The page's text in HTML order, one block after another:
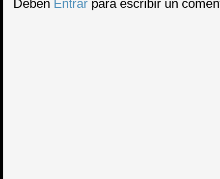
Deben Entrar para escribir un